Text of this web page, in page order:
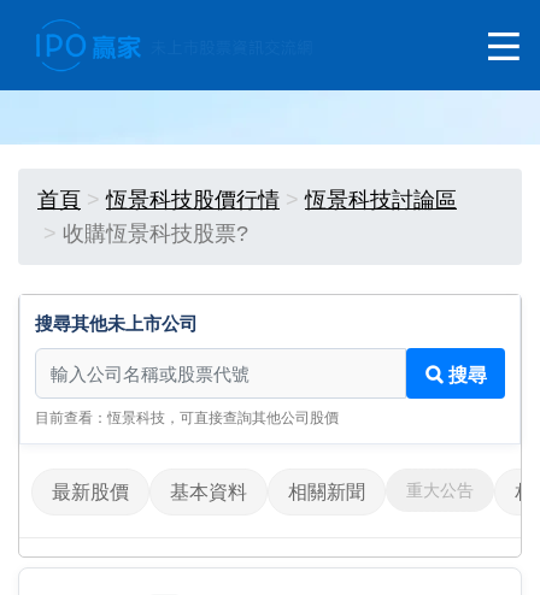
首頁 恆景科技股價行情
恆景科技討論區
收購恆景科技股票?
搜尋其他未上市公司
搜尋其他未上市公司
搜尋
目前查看：恆景科技，可直接查詢其他公司股價
最新股價 基本資料 相關新聞 重大公告 相